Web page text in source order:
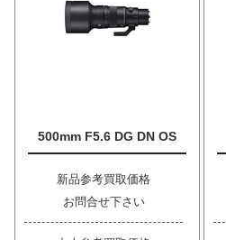
500mm F5.6 DG DN OS
新品参考買取価格
お問合せ下さい